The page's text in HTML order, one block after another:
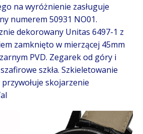
na wyróżnienie zasługuje
numerem 50931 NO01.
dekorowany Unitas 6497-1 z
zamknięto w mierzącej 45mm
PVD. Zegarek od góry i
szkła. Szkieletowanie
skojarzenie